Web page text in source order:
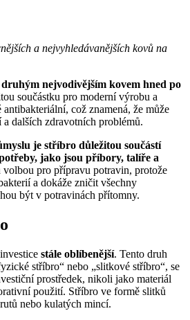
a nejvyhledávanějších kovů na
nejvodivějším kovem hned po
součástku pro moderní výrobu a
což znamená, že může
dalších zdravotních problémů.
je stříbro důležitou součástí
jako jsou příbory, talíře a
volbou pro přípravu potravin, protože
a dokáže zničit všechny
být v potravinách přítomny.
stále oblíbenější. Tento druh
stříbro“ nebo „slitkové stříbro“, se
prostředek, nikoli jako materiál
použití. Stříbro ve formě slitků
nebo kulatých mincí.